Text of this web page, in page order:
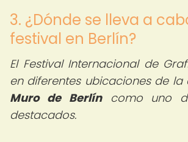
3. ¿Dónde se lleva a
festival en Berlín?
El Festival Internacional de
en diferentes ubicaciones de la
Muro de Berlíncomo uno
destacados.